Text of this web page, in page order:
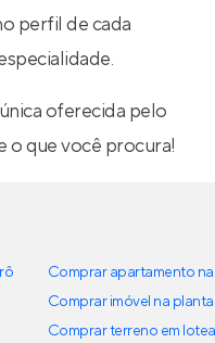
perfil de cada
oferecida pelo
que você procura!
Comprar apartamento
Comprar imóvel na planta
Comprar terreno em